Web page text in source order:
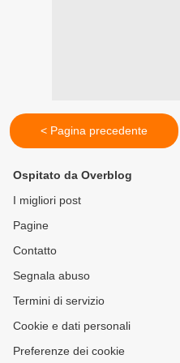
< Pagina precedente
Ospitato da Overblog
I migliori post
Pagine
Contatto
Segnala abuso
Termini di servizio
Cookie e dati personali
Preferenze dei cookie